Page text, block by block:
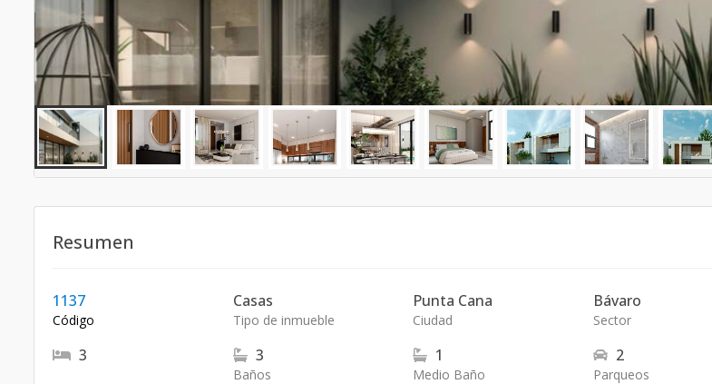
Resumen
1137
Código
Casas
Tipo de inmueble
Punta Cana
Ciudad
Bávaro
Sector
3 3
Baños
1
Medio Baño
2
Parqueos